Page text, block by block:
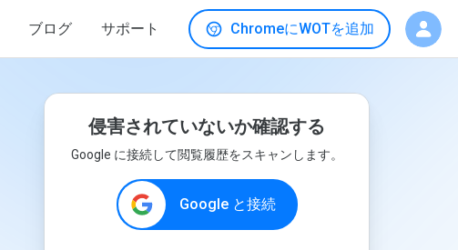
ブログ サポート ChromeにWOTを追加
侵害されていないか確認する
Google に接続して閲覧履歴をスキャンします。
Google と接続